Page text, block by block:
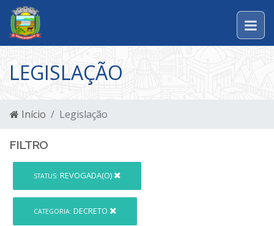
LEGISLAÇÃO
Início Legislação
FILTRO
STATUS: REVOGADA(O)
CATEGORIA: DECRETO